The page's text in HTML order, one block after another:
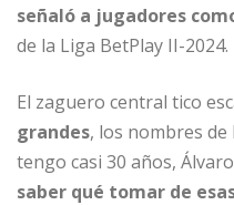
señaló a jugadores
de la Liga BetPlay II-2024.
El zaguero central tico
grandes, los nombres
tengo casi 30 años,
saber qué tomar de